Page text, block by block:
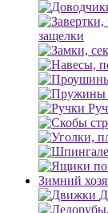
защелки
Зимний